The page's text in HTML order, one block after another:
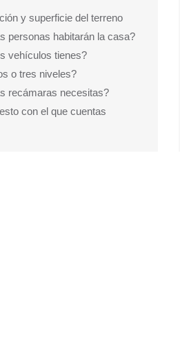
y superficie del terreno
personas habitarán la casa?
vehículos tienes?
o tres niveles?
recámaras necesitas?
con el que cuentas